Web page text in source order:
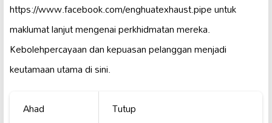
https://www.facebook.com/enghuatexhaust.pipe untuk
maklumat lanjut mengenai perkhidmatan mereka.
Kebolehpercayaan dan kepuasan pelanggan menjadi
keutamaan utama di sini.
Ahad
Tutup